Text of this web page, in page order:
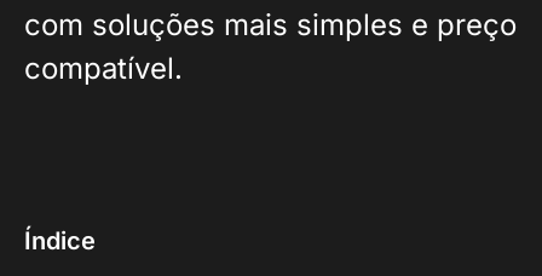
com soluções mais simples e preço
compatível.
Índice